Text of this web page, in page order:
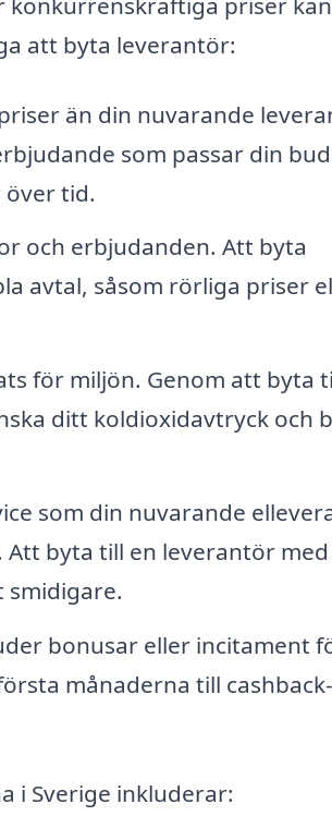
att byta leverantör:
än din nuvarande
som passar din
tid.
och erbjudanden. Att byta
avtal, såsom rörliga priser
för miljön. Genom att byta
ditt koldioxidavtryck och
som din nuvarande
byta till en leverantör med
smidigare.
bonusar eller incitament
månaderna till cashback-
i Sverige inkluderar: